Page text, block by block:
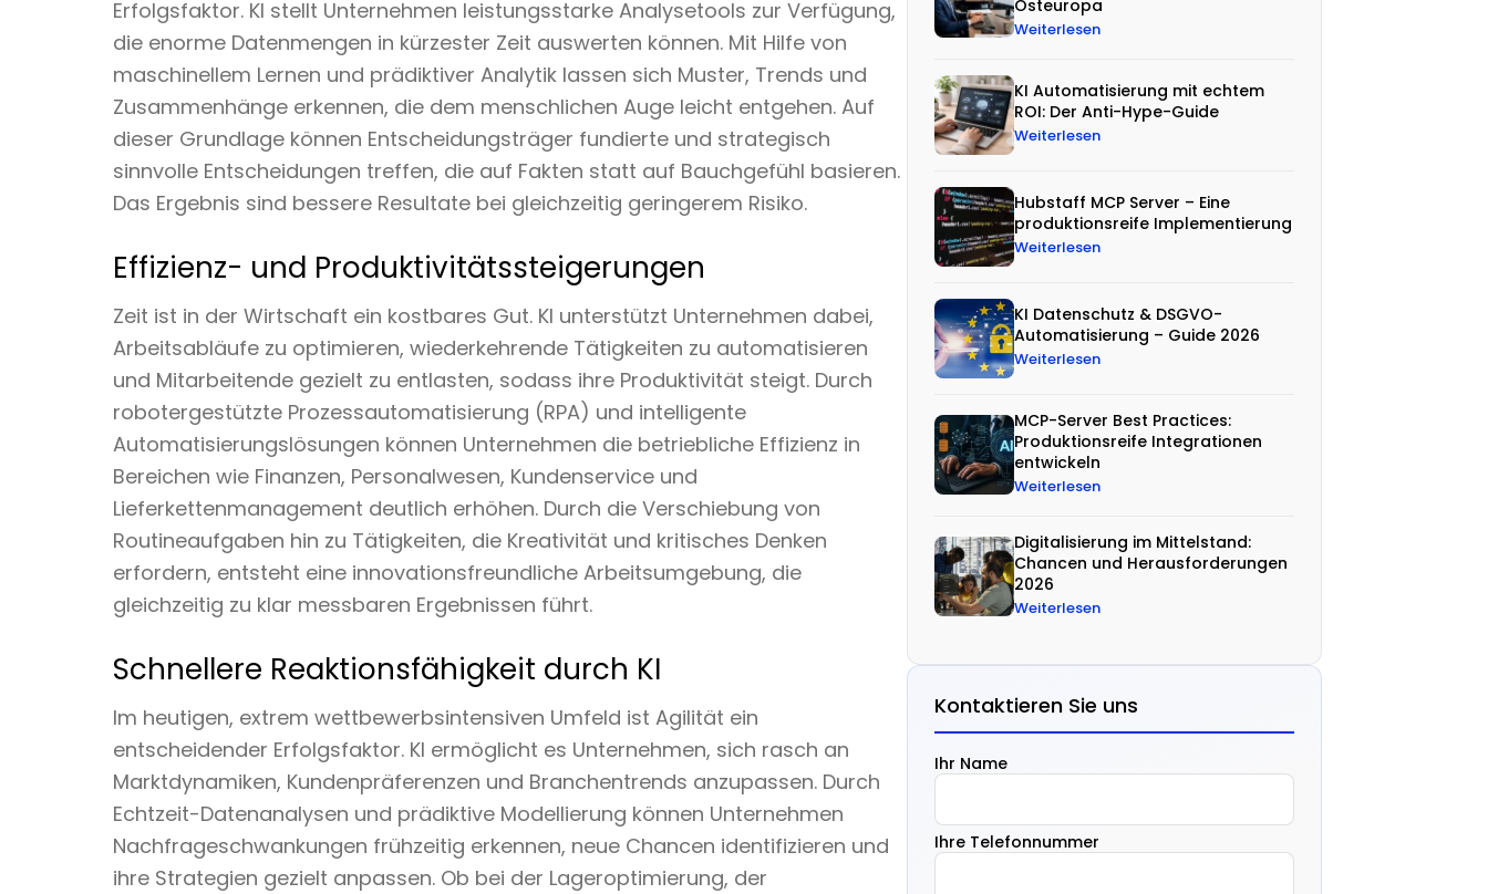
Erfolgsfaktor. KI stellt Unternehmen leistungsstarke Analysetools zur Verfügung,
die enorme Datenmengen in kürzester Zeit auswerten können. Mit Hilfe von
maschinellem Lernen und prädiktiver Analytik lassen sich Muster, Trends und
Zusammenhänge erkennen, die dem menschlichen Auge leicht entgehen. Auf
dieser Grundlage können Entscheidungsträger fundierte und strategisch
sinnvolle Entscheidungen treffen, die auf Fakten statt auf Bauchgefühl basieren.
Das Ergebnis sind bessere Resultate bei gleichzeitig geringerem Risiko.
Effizienz- und Produktivitätssteigerungen
Zeit ist in der Wirtschaft ein kostbares Gut. KI unterstützt Unternehmen dabei,
Arbeitsabläufe zu optimieren, wiederkehrende Tätigkeiten zu automatisieren
und Mitarbeitende gezielt zu entlasten, sodass ihre Produktivität steigt. Durch
robotergestützte Prozessautomatisierung (RPA) und intelligente
Automatisierungslösungen können Unternehmen die betriebliche Effizienz in
Bereichen wie Finanzen, Personalwesen, Kundenservice und
Lieferkettenmanagement deutlich erhöhen. Durch die Verschiebung von
Routineaufgaben hin zu Tätigkeiten, die Kreativität und kritisches Denken
erfordern, entsteht eine innovationsfreundliche Arbeitsumgebung, die
gleichzeitig zu klar messbaren Ergebnissen führt.
Schnellere Reaktionsfähigkeit durch KI
Im heutigen, extrem wettbewerbsintensiven Umfeld ist Agilität ein
entscheidender Erfolgsfaktor. KI ermöglicht es Unternehmen, sich rasch an
Marktdynamiken, Kundenpräferenzen und Branchentrends anzupassen. Durch
Echtzeit-Datenanalysen und prädiktive Modellierung können Unternehmen
Nachfrageschwankungen frühzeitig erkennen, neue Chancen identifizieren und
ihre Strategien gezielt anpassen. Ob bei der Lageroptimierung, der
Osteuropa
Weiterlesen
KI Automatisierung mit echtem
ROI: Der Anti-Hype-Guide
Weiterlesen
Hubstaff MCP Server – Eine
produktionsreife Implementierung
Weiterlesen
KI Datenschutz & DSGVO-
Automatisierung – Guide 2026
Weiterlesen
MCP-Server Best Practices:
Produktionsreife Integrationen
entwickeln
Weiterlesen
Digitalisierung im Mittelstand:
Chancen und Herausforderungen
2026
Weiterlesen
Kontaktieren Sie uns
Ihr Name
Ihre Telefonnummer